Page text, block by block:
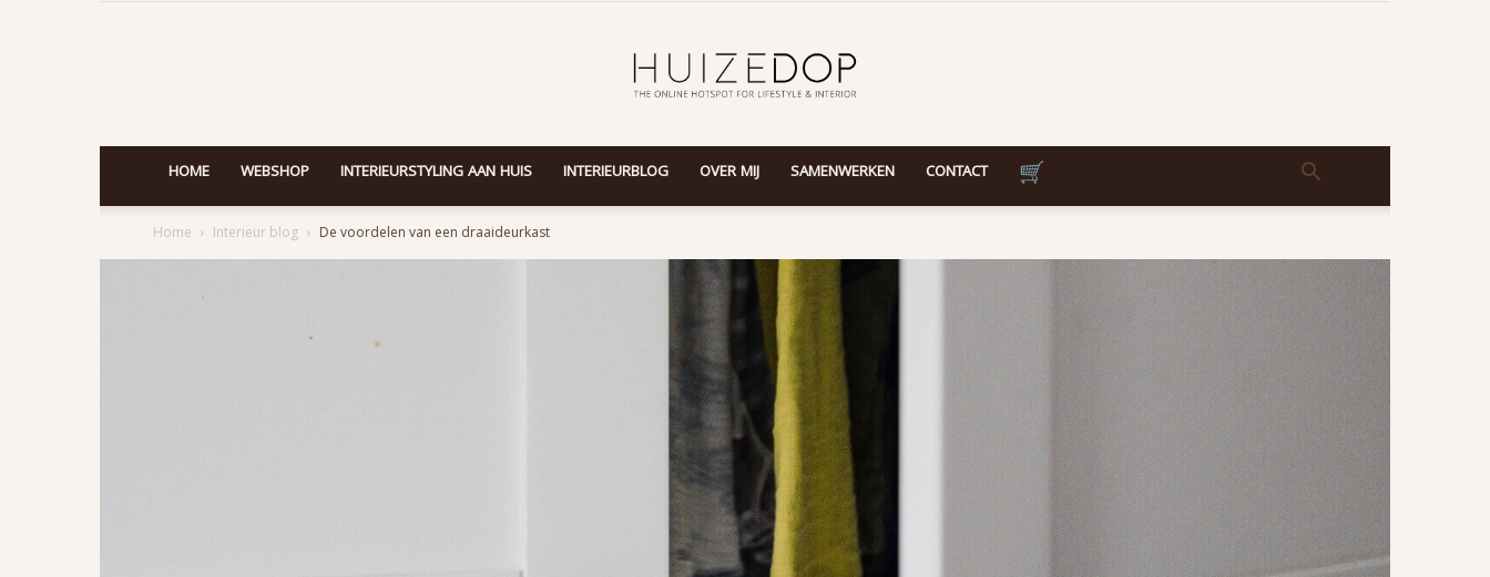
HOME WEBSHOP INTERIEURSTYLING AAN HUIS INTERIEURBLOG OVER MIJ SAMENWERKEN CONTACT
Home Interieur blog De voordelen van een draaideurkast